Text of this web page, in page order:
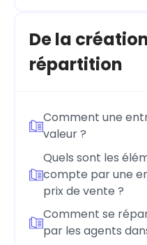
De la
répartition
Comment une
valeur ?
Quels sont les
compte par une
prix de vente ?
Comment se
par les agents